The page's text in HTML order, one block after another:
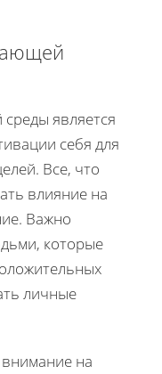
является
себя для
Все, что
влияние на
Важно
которые
личные
на